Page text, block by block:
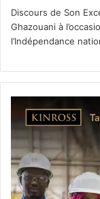
Discours de Son
Ghazouani à
l’Indépendance